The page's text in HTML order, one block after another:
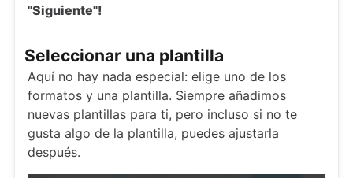
"Siguiente"!
Seleccionar una plantilla
Aquí no hay nada especial: elige uno de los
formatos y una plantilla. Siempre añadimos
nuevas plantillas para ti, pero incluso si no te
gusta algo de la plantilla, puedes ajustarla
después.